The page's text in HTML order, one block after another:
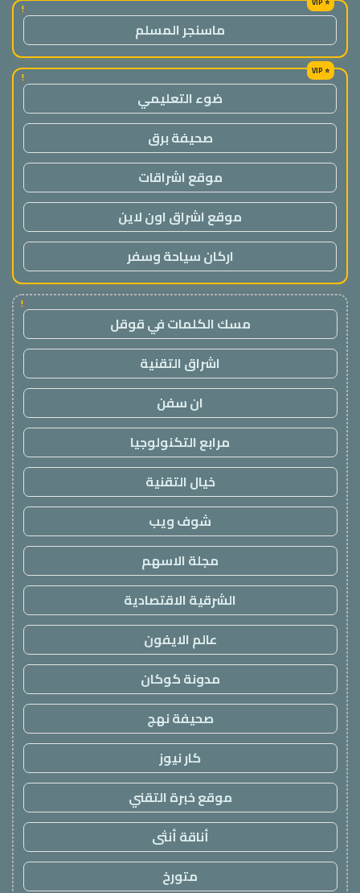
!
ماسنجر المسلم
!
ضوء التعليمي
صحيفة برق
موقع اشراقات
موقع اشراق اون لاين
اركان سياحة وسفر
!
مسك الكلمات في قوقل
اشراق التقنية
ان سفن
مرابع التكنولوجيا
خيال التقنية
شوف ويب
مجلة الاسهم
الشرقية الاقتصادية
عالم الايفون
مدونة كوكان
صحيفة نهج
كار نيوز
موقع خبرة التقني
أناقة أنثى
متورخ